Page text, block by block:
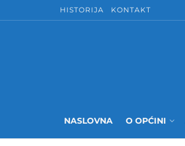
HISTORIJA KONTAKT
NASLOVNA O OPĆINI